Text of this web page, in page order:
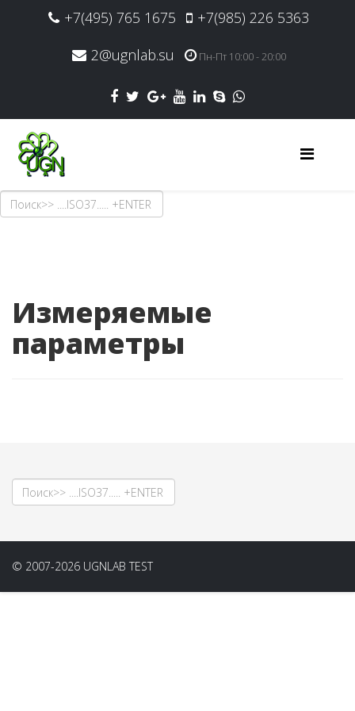
+7(495) 765 1675
+7(985) 226 5363
2@ugnlab.su
Пн-Пт 10:00 - 20:00
Измеряемые
параметры
© 2007-2026 UGNLAB TEST